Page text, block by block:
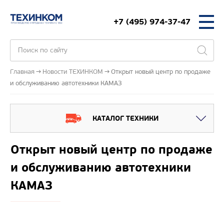
+7 (495) 974-37-47
Главная Новости ТЕХИНКОМ
Открыт новый центр по продаже
и обслуживанию автотехники КАМАЗ
КАТАЛОГ ТЕХНИКИ
Открыт новый центр по продаже
и обслуживанию автотехники
КАМАЗ